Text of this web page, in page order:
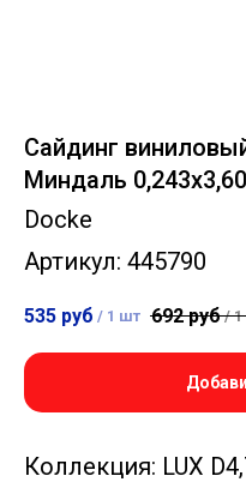
Сайдинг
Миндаль
Docke
Артикул: 445790
535 руб / 1 шт 692 руб /
Коллекция: LUX